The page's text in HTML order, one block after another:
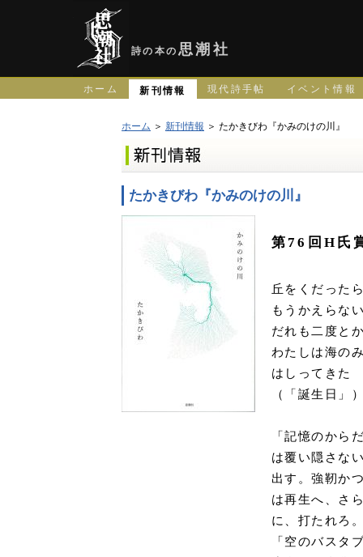
詩の本の 思潮社
ホーム 新刊情報 現代詩手帖 イベント情報
ホーム ＞ 新刊情報 ＞ たかきびわ『かみのけの川』
たかきびわ『かみのけの川』
第76回H氏
丘をくだった
もうかえらな
だれも二度と
わたしは海の
はしってきた
（「誕生日」
「記憶のから
は覆い隠さな
出す。強靭か
は再生へ、さ
に、打たれろ
「空のバスタ